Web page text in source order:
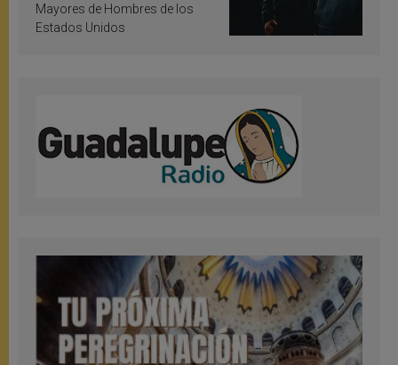
Mayores de Hombres de los
Estados Unidos